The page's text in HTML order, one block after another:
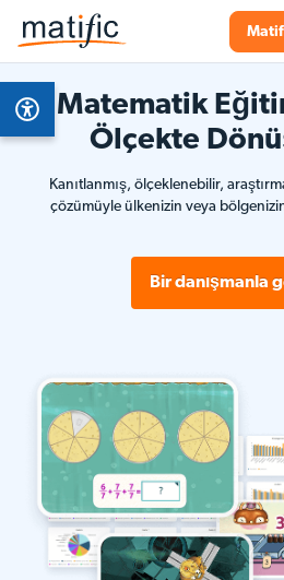
Matematik
Ölçekte
Kanıtlanmış, ölçeklenebilir,
çözümüyle ülkenizin veya
Bir danışmanla